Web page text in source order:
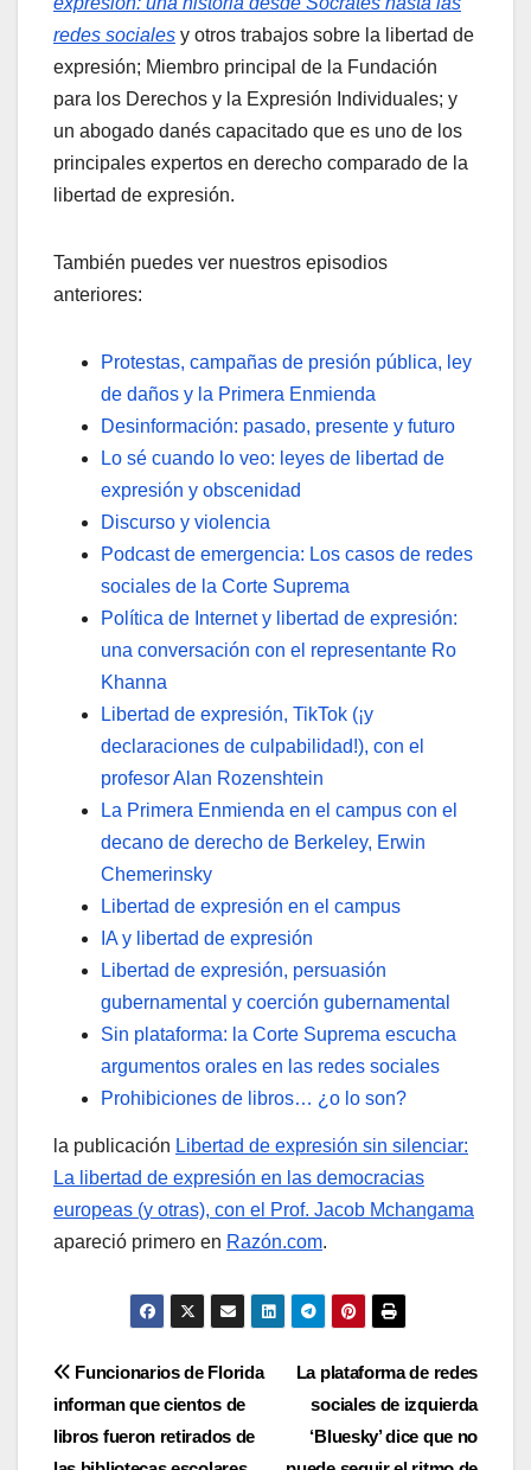
redes sociales y otros trabajos sobre la libertad de
expresión; Miembro principal de la Fundación
para los Derechos y la Expresión Individuales; y
un abogado danés capacitado que es uno de los
principales expertos en derecho comparado de la
libertad de expresión.
También puedes ver nuestros episodios
anteriores:
Protestas, campañas de presión pública, ley
de daños y la Primera Enmienda
Desinformación: pasado, presente y futuro
Lo sé cuando lo veo: leyes de libertad de
expresión y obscenidad
Discurso y violencia
Podcast de emergencia: Los casos de redes
sociales de la Corte Suprema
Política de Internet y libertad de expresión:
una conversación con el representante Ro
Khanna
Libertad de expresión, TikTok (¡y
declaraciones de culpabilidad!), con el
profesor Alan Rozenshtein
La Primera Enmienda en el campus con el
decano de derecho de Berkeley, Erwin
Chemerinsky
Libertad de expresión en el campus
IA y libertad de expresión
Libertad de expresión, persuasión
gubernamental y coerción gubernamental
Sin plataforma: la Corte Suprema escucha
argumentos orales en las redes sociales
Prohibiciones de libros… ¿o lo son?
la publicación Libertad de expresión sin silenciar:
La libertad de expresión en las democracias
europeas (y otras), con el Prof. Jacob Mchangama
apareció primero en Razón.com.
Post
navigation
La plataforma de redes
sociales de izquierda
‘Bluesky’ dice que no
Funcionarios de Florida
informan que cientos de
libros fueron retirados de